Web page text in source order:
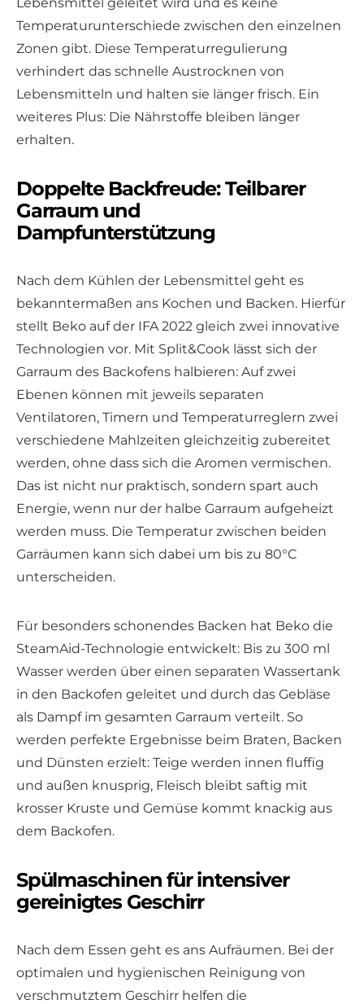
Temperaturunterschiede zwischen den einzelnen
Zonen gibt. Diese Temperaturregulierung
verhindert das schnelle Austrocknen von
Lebensmitteln und halten sie länger frisch. Ein
weiteres Plus: Die Nährstoffe bleiben länger
erhalten.
Doppelte Backfreude: Teilbarer
Garraum und
Dampfunterstützung
Nach dem Kühlen der Lebensmittel geht es
bekanntermaßen ans Kochen und Backen. Hierfür
stellt Beko auf der IFA 2022 gleich zwei innovative
Technologien vor. Mit Split&Cook lässt sich der
Garraum des Backofens halbieren: Auf zwei
Ebenen können mit jeweils separaten
Ventilatoren, Timern und Temperaturreglern zwei
verschiedene Mahlzeiten gleichzeitig zubereitet
werden, ohne dass sich die Aromen vermischen.
Das ist nicht nur praktisch, sondern spart auch
Energie, wenn nur der halbe Garraum aufgeheizt
werden muss. Die Temperatur zwischen beiden
Garräumen kann sich dabei um bis zu 80°C
unterscheiden.
Für besonders schonendes Backen hat Beko die
SteamAid-Technologie entwickelt: Bis zu 300 ml
Wasser werden über einen separaten Wassertank
in den Backofen geleitet und durch das Gebläse
als Dampf im gesamten Garraum verteilt. So
werden perfekte Ergebnisse beim Braten, Backen
und Dünsten erzielt: Teige werden innen fluffig
und außen knusprig, Fleisch bleibt saftig mit
krosser Kruste und Gemüse kommt knackig aus
dem Backofen.
Spülmaschinen für intensiver
gereinigtes Geschirr
Nach dem Essen geht es ans Aufräumen. Bei der
optimalen und hygienischen Reinigung von
verschmutztem Geschirr helfen die